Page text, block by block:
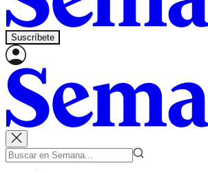
Suscríbete